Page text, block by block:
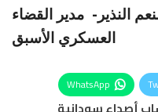
النذير- مدير القضاء
العسكري الأسبق
WhatsApp